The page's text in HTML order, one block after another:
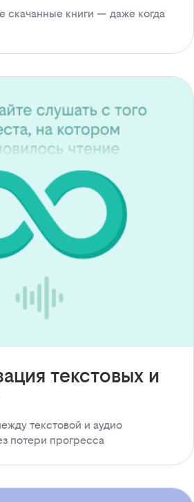
скачанные книги — даже когда
текстовых и
текстовой и аудио
потери прогресса